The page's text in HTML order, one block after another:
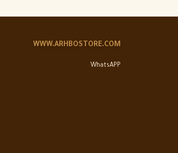
WWW.ARHBOSTORE.COM
WhatsAPP